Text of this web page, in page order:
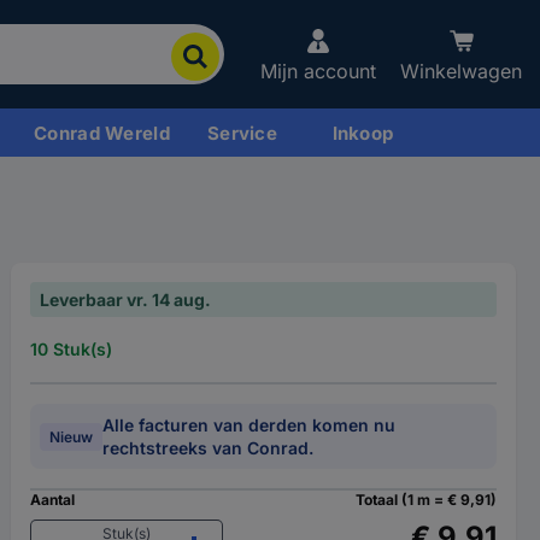
Mijn account Winkelwagen
Conrad Wereld Service Inkoop
Leverbaar vr. 14 aug.
10 Stuk(s)
Nieuw
Alle facturen van derden komen nu
rechtstreeks van Conrad.
Aantal
Stuk(s)
Totaal (1 m = € 9,91)